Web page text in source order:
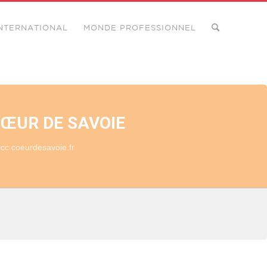
MONDE PROFESSIONNEL
DE SAVOIE